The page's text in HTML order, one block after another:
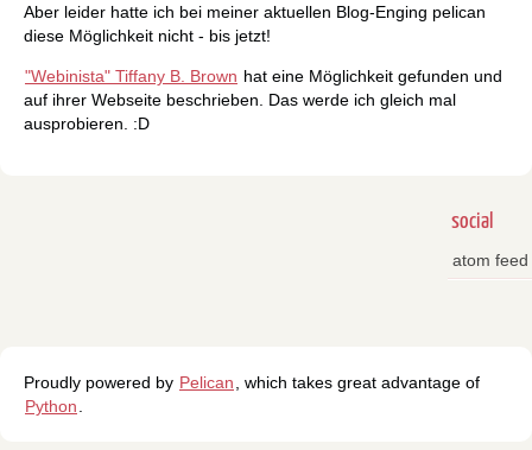
Aber leider hatte ich bei meiner aktuellen Blog-Enging pelican
diese Möglichkeit nicht - bis jetzt!
"Webinista" Tiffany B. Brown hat eine Möglichkeit gefunden und
auf ihrer Webseite beschrieben. Das werde ich gleich mal
ausprobieren. :D
social
atom feed
Proudly powered by Pelican
, which takes great advantage of
Python